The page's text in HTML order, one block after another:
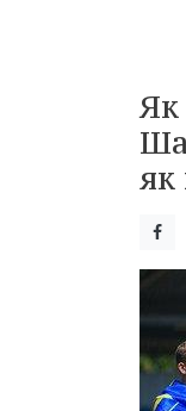
Як
як